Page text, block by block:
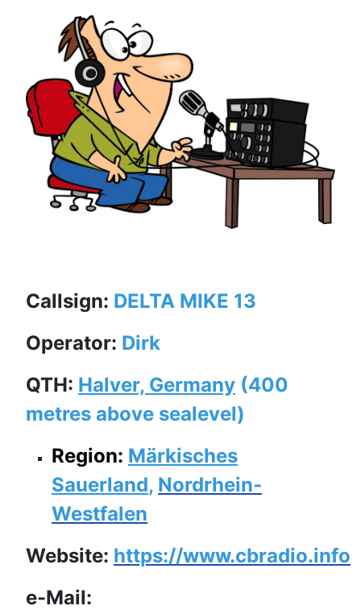
Callsign: DELTA MIKE 13
Operator: Dirk
QTH: Halver, Germany (400
metres above sealevel)
Region: Märkisches
Sauerland, Nordrhein-
Westfalen
Website: https://www.cbradio.info
e-Mail: